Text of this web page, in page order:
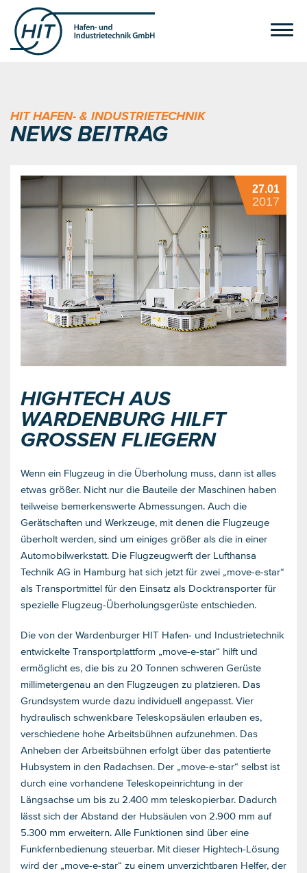
HIT HAFEN- & INDUSTRIETECHNIK
NEWS BEITRAG
27.01
2017
HIGHTECH AUS
WARDENBURG HILFT
GROSSEN FLIEGERN
Wenn ein Flugzeug in die Überholung muss, dann ist alles
etwas größer. Nicht nur die Bauteile der Maschinen haben
teilweise bemerkenswerte Abmessungen. Auch die
Gerätschaften und Werkzeuge, mit denen die Flugzeuge
überholt werden, sind um einiges größer als die in einer
Automobilwerkstatt. Die Flugzeugwerft der Lufthansa
Technik AG in Hamburg hat sich jetzt für zwei „move-e-star“
als Transportmittel für den Einsatz als Docktransporter für
spezielle Flugzeug-Überholungsgerüste entschieden.
Die von der Wardenburger HIT Hafen- und Industrietechnik
entwickelte Transportplattform „move-e-star“ hilft und
ermöglicht es, die bis zu 20 Tonnen schweren Gerüste
millimetergenau an den Flugzeugen zu platzieren. Das
Grundsystem wurde dazu individuell angepasst. Vier
hydraulisch schwenkbare Teleskopsäulen erlauben es,
verschiedene hohe Arbeitsbühnen aufzunehmen. Das
Anheben der Arbeitsbühnen erfolgt über das patentierte
Hubsystem in den Radachsen. Der „move-e-star“ selbst ist
durch eine vorhandene Teleskopeinrichtung in der
Längsachse um bis zu 2.400 mm teleskopierbar. Dadurch
lässt sich der Abstand der Hubsäulen von 2.900 mm auf
5.300 mm erweitern. Alle Funktionen sind über eine
Funkfernbedienung steuerbar. Mit dieser Hightech-Lösung
wird der „move-e-star“ zu einem unverzichtbaren Helfer, der